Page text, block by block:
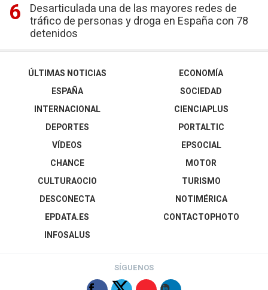
Desarticulada una de las mayores redes de
tráfico de personas y droga en España con 78
detenidos
ÚLTIMAS NOTICIAS
ESPAÑA
INTERNACIONAL
DEPORTES
VÍDEOS
ECONOMÍA
SOCIEDAD
CIENCIAPLUS
PORTALTIC
EPSOCIAL
CHANCE
CULTURAOCIO
DESCONECTA
EPDATA.ES
INFOSALUS
MOTOR
TURISMO
NOTIMÉRICA
CONTACTOPHOTO
SÍGUENOS